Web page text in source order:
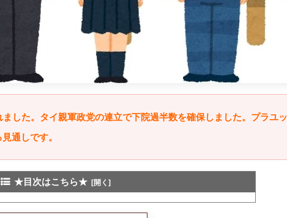
した。タイ親軍政党の連立で下院過半数を確保しました。プラユッ
通しです。
★目次はこちら★